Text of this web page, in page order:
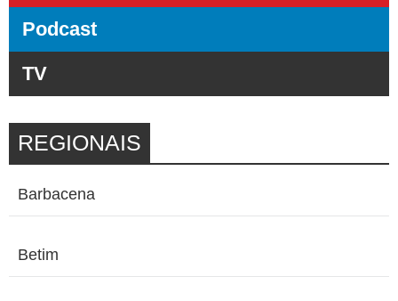
Podcast
TV
REGIONAIS
Barbacena
Betim